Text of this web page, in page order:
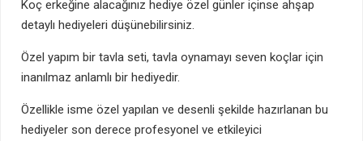
Koç erkeğine alacağınız hediye özel günler içinse ahşap
detaylı hediyeleri düşünebilirsiniz.
Özel yapım bir tavla seti, tavla oynamayı seven koçlar için
inanılmaz anlamlı bir hediyedir.
Özellikle isme özel yapılan ve desenli şekilde hazırlanan bu
hediyeler son derece profesyonel ve etkileyici